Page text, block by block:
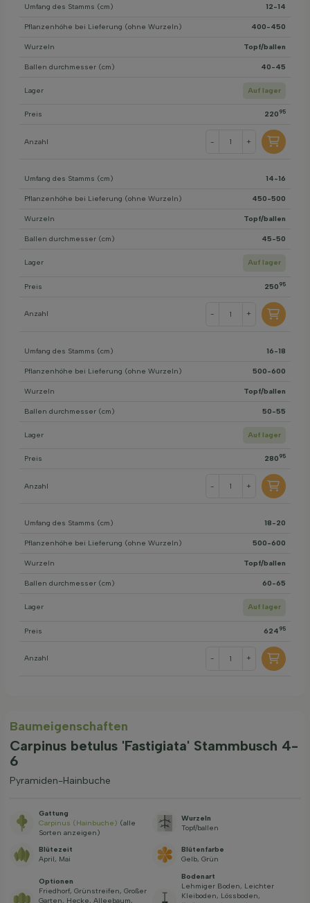
Umfang des Stamms (cm) 12-14
Pflanzenhöhe bei Lieferung (ohne Wurzeln) 400-450
Wurzeln Topf/ballen
Ballen durchmesser (cm) 40-45
Lager Auf lager
Preis 220 95
Anzahl - +
Umfang des Stamms (cm) 14-16
Pflanzenhöhe bei Lieferung (ohne Wurzeln) 450-500
Wurzeln Topf/ballen
Ballen durchmesser (cm) 45-50
Lager Auf lager
Preis 250 95
Anzahl - +
Umfang des Stamms (cm) 16-18
Pflanzenhöhe bei Lieferung (ohne Wurzeln) 500-600
Wurzeln Topf/ballen
Ballen durchmesser (cm) 50-55
Lager Auf lager
Preis 280 95
Anzahl - +
Umfang des Stamms (cm) 18-20
Pflanzenhöhe bei Lieferung (ohne Wurzeln) 500-600
Wurzeln Topf/ballen
Ballen durchmesser (cm) 60-65
Lager Auf lager
Preis 624 95
Anzahl - +
Baum­eigen­schaften
Carpinus betulus 'Fastigiata' Stammbusch 4-
6
Pyramiden-Hainbuche
Gattung
Carpinus (Hainbuche) (alle
Sorten anzeigen)
Wurzeln
Topf/ballen
Blütezeit
April, Mai
Blütenfarbe
Gelb, Grün
Optionen
Friedhorf, Grünstreifen, Großer
Garten, Hecke, Alleebaum,
Bodenart
Lehmiger Boden, Leichter
Kleiboden, Lössboden,